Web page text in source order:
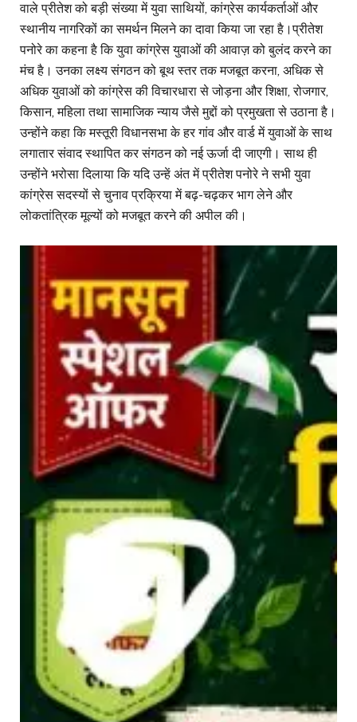
वाले प्रीतेश को बड़ी संख्या में युवा साथियों, कांग्रेस कार्यकर्ताओं और
स्थानीय नागरिकों का समर्थन मिलने का दावा किया जा रहा है।प्रीतेश
पनोरे का कहना है कि युवा कांग्रेस युवाओं की आवाज़ को बुलंद करने का
मंच है। उनका लक्ष्य संगठन को बूथ स्तर तक मजबूत करना, अधिक से
अधिक युवाओं को कांग्रेस की विचारधारा से जोड़ना और शिक्षा, रोजगार,
किसान, महिला तथा सामाजिक न्याय जैसे मुद्दों को प्रमुखता से उठाना है।
उन्होंने कहा कि मस्तूरी विधानसभा के हर गांव और वार्ड में युवाओं के साथ
लगातार संवाद स्थापित कर संगठन को नई ऊर्जा दी जाएगी। साथ ही
उन्होंने भरोसा दिलाया कि यदि उन्हें अंत में प्रीतेश पनोरे ने सभी युवा
कांग्रेस सदस्यों से चुनाव प्रक्रिया में बढ़-चढ़कर भाग लेने और
लोकतांत्रिक मूल्यों को मजबूत करने की अपील की।